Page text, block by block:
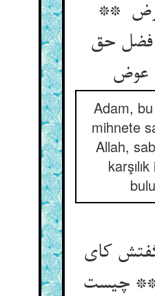
**
فضل حق
Adam,
mihnete
Allah,
کای
** چیست